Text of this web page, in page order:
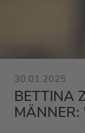
30.01.2025
BETTINA
MÄNNER: